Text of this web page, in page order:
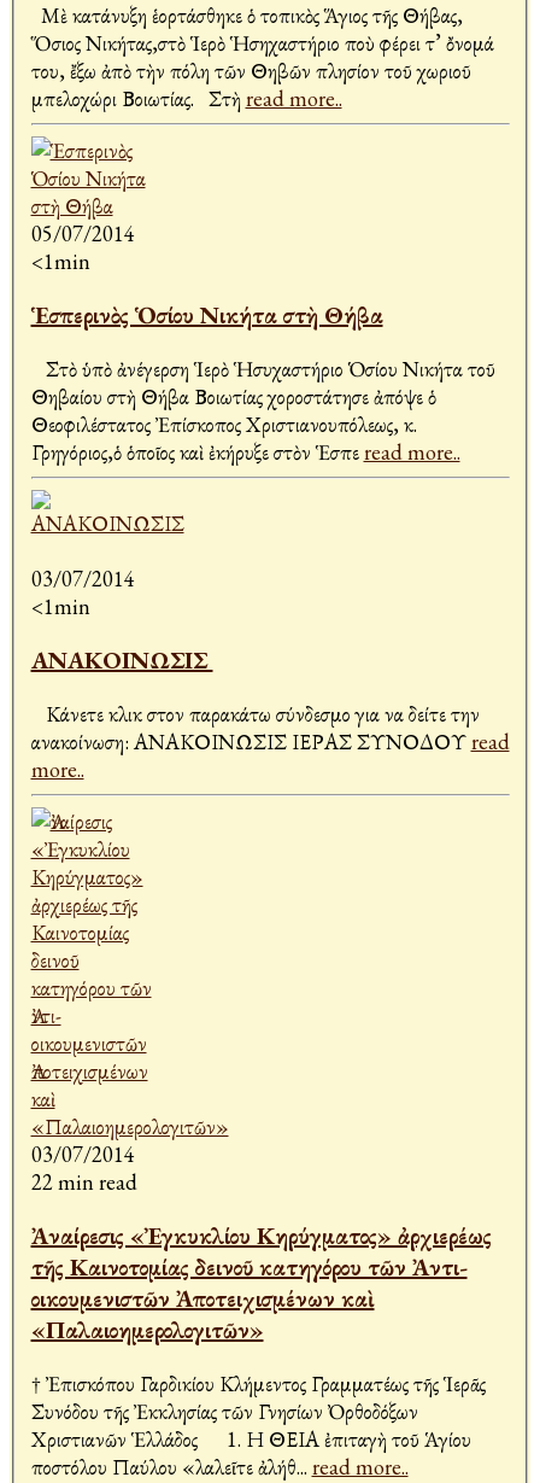
Μὲ κατάνυξη ἑορτάσθηκε ὁ τοπικὸς Ἅγιος τῆς Θήβας,
Ὅσιος Νικήτας,στὸ Ἱερὸ Ἡσηχαστήριο ποὺ φέρει τ’ ὄνομά
του, ἔξω ἀπὸ τὴν πόλη τῶν Θηβῶν πλησίον τοῦ χωριοῦ
Ἀμπελοχώρι Βοιωτίας. Στὴ read more..
05/07/2014
<1min
Ἑσπερινὸς Ὁσίου Νικήτα στὴ Θήβα
Στὸ ὑπὸ ἀνέγερση Ἱερὸ Ἡσυχαστήριο Ὁσίου Νικήτα τοῦ
Θηβαίου στὴ Θήβα Βοιωτίας χοροστάτησε ἀπόψε ὁ
Θεοφιλέστατος Ἐπίσκοπος Χριστιανουπόλεως, κ.
Γρηγόριος,ὁ ὁποῖος καὶ ἐκήρυξε στὸν Ἑσπεread more..
03/07/2014
<1min
ΑΝΑΚΟΙΝΩΣΙΣ ￼￼￼￼￼￼￼￼￼￼￼￼￼￼￼￼￼￼￼￼￼￼￼￼￼￼￼￼￼￼￼￼￼￼￼￼￼￼￼￼￼￼￼￼￼￼￼￼￼￼￼￼￼￼￼￼￼￼￼￼￼￼￼￼￼￼￼￼￼￼￼￼￼￼￼￼￼￼￼￼￼￼￼￼￼￼￼￼￼￼￼￼￼￼￼￼￼￼￼￼￼￼￼
Κάνετε κλικ στον παρακάτω σύνδεσμο για να δείτε την
ανακοίνωση: ΑΝΑΚΟΙΝΩΣΙΣ ΙΕΡΑΣ ΣΥΝΟΔΟΥread
more..
03/07/2014
22 min read
Ἀναίρεσις «Ἐγκυκλίου Κηρύγματος» ἀρχιερέως
τῆς Καινοτομίας δεινοῦ κατηγόρου τῶν Ἀντι-
οικουμενιστῶν Ἀποτειχισμένων καὶ
«Παλαιοημερολογιτῶν»
† Ἐπισκόπου Γαρδικίου Κλήμεντος Γραμματέως τῆς Ἱερᾶς
Συνόδου τῆς Ἐκκλησίας τῶν Γνησίων Ὀρθοδόξων
Χριστιανῶν Ἑλλάδος 1. Η ΘΕΙΑ ἐπιταγὴ τοῦ Ἁγίου
Ἀποστόλου Παύλου «λαλεῖτε ἀλήθ... read more..